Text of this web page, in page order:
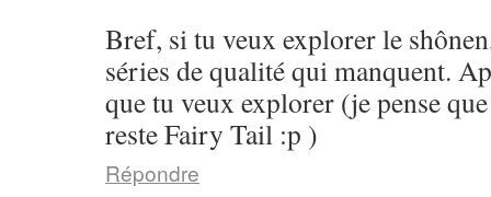
Bref, si tu veux explorer le
séries de qualité qui manquent.
que tu veux explorer (je pense
reste Fairy Tail :p )
Répondre